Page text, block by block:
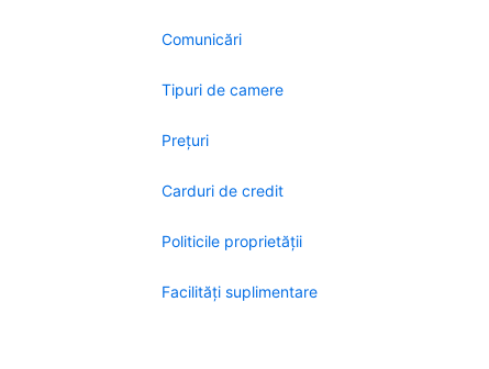
Comunicări
Tipuri de camere
Preţuri
Carduri de credit
Politicile proprietății
Facilităţi suplimentare